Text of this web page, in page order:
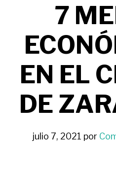
7
EN EL
DE
julio 7, 2021 por